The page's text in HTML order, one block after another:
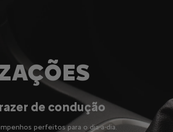
de condução
perfeitos para o dia-a-dia.